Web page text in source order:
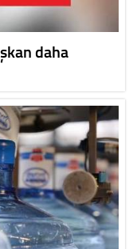
daha